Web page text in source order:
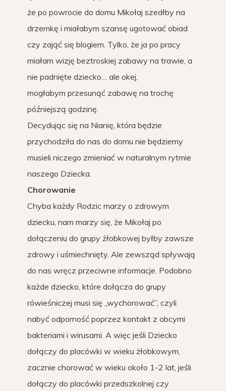
że po powrocie do domu Mikołaj szedłby na
drzemkę i miałabym szansę ugotować obiad
czy zająć się blogiem. Tylko, że ja po pracy
miałam wizję beztroskiej zabawy na trawie, a
nie padnięte dziecko… ale okej,
mogłabym przesunąć zabawę na trochę
późniejszą godzinę.
Decydując się na Nianię, która będzie
przychodziła do nas do domu nie będziemy
musieli niczego zmieniać w naturalnym rytmie
naszego Dziecka.
Chorowanie
Chyba każdy Rodzic marzy o zdrowym
dziecku, nam marzy się, że Mikołaj po
dołączeniu do grupy żłobkowej byłby zawsze
zdrowy i uśmiechnięty. Ale zewsząd spływają
do nas wręcz przeciwne informacje. Podobno
każde dziecko, które dołącza do grupy
rówieśniczej musi się „wychorować”, czyli
nabyć odporność poprzez kontakt z obcymi
bakteriami i wirusami. A więc jeśli Dziecko
dołączy do placówki w wieku żłobkowym,
zacznie chorować w wieku około 1-2 lat, jeśli
dołączy do placówki przedszkolnej czy